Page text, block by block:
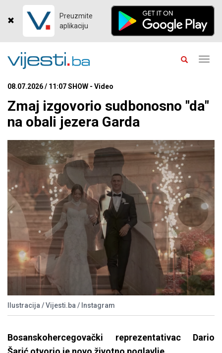
Preuzmite
aplikaciju
08.07.2026 / 11:07 SHOW - Video
Zmaj izgovorio sudbonosno "da"
na obali jezera Garda
Ilustracija / Vijesti.ba / Instagram
Bosanskohercegovački reprezentativac Dario